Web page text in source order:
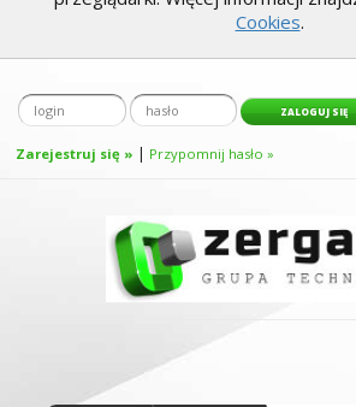
Cookies.
Zarejestruj się » | Przypomnij hasło »